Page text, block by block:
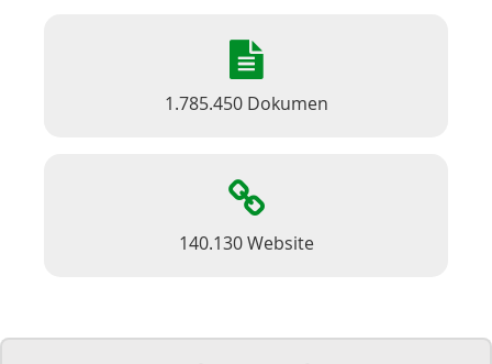
1.785.450 Dokumen
140.130 Website